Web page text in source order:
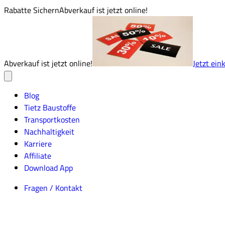
Rabatte SichernAbverkauf ist jetzt online!
Abverkauf ist jetzt online! Jetzt
Blog
Tietz Baustoffe
Transportkosten
Nachhaltigkeit
Karriere
Affiliate
Download App
Fragen / Kontakt